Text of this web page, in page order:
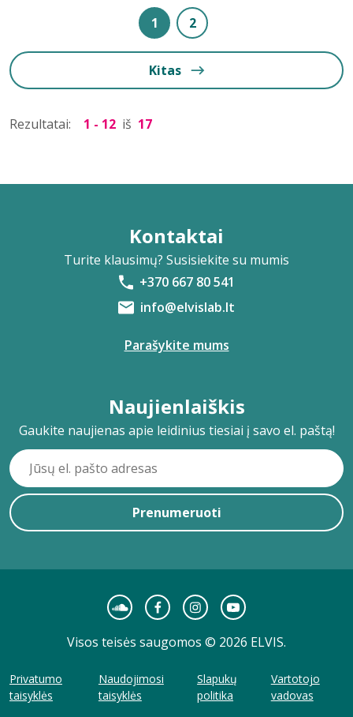
1 2
Kitas
Rezultatai: 1 - 12 iš 17
Kontaktai
Turite klausimų? Susisiekite su mumis
+370 667 80 541
info@elvislab.lt
Parašykite mums
Naujienlaiškis
Gaukite naujienas apie leidinius tiesiai į savo el. paštą!
Prenumeruoti
Visos teisės saugomos © 2026 ELVIS.
Privatumo
taisyklės
Naudojimosi
taisyklės
Slapukų
politika
Vartotojo
vadovas